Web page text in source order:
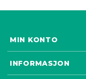
MIN KONTO
INFORMASJON